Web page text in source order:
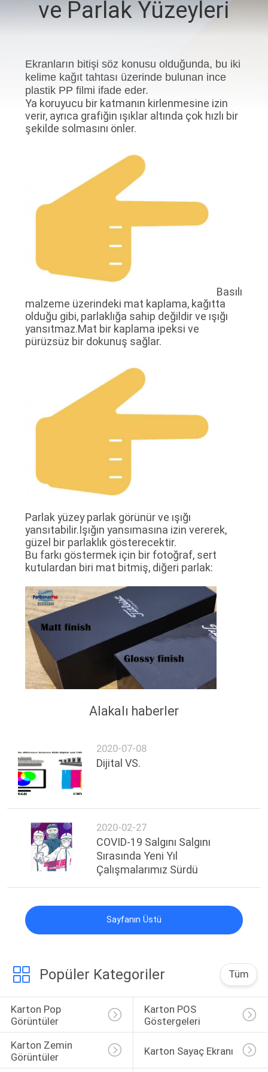
TURU
KONTROL
BIZIMLE
ILETIŞIME
TEKLIF
HARITASI
PRIVACY
POLICY
ve Parlak Yüzeyleri
Ekranların bitişi söz konusu olduğunda, bu iki
kelime kağıt tahtası üzerinde bulunan ince
plastik PP filmi ifade eder.
Ya koruyucu bir katmanın kirlenmesine izin
verir, ayrıca grafiğin ışıklar altında çok hızlı bir
şekilde solmasını önler.
Basılı
malzeme üzerindeki mat kaplama, kağıtta
olduğu gibi, parlaklığa sahip değildir ve ışığı
yansıtmaz.Mat bir kaplama ipeksi ve
pürüzsüz bir dokunuş sağlar.
Parlak yüzey parlak görünür ve ışığı
yansıtabilir.Işığın yansımasına izin vererek,
güzel bir parlaklık gösterecektir.
Bu farkı göstermek için bir fotoğraf, sert
kutulardan biri mat bitmiş, diğeri parlak:
Alakalı haberler
2020-07-08
Dijital VS.
2020-02-27
COVID-19 Salgını Salgını
Sırasında Yeni Yıl
Çalışmalarımız Sürdü
Sayfanın Üstü
Popüler Kategoriler Tüm
Karton Pop
Görüntüler
Karton POS
Göstergeleri
Karton Zemin
Görüntüler
Karton Sayaç Ekranı